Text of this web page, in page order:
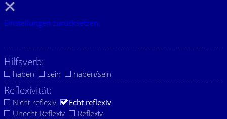
Einstellungen zurücksetzen.
Hilfsverb:
haben sein haben/sein
Reflexivität:
Nicht reflexiv
Echt reflexiv
Unecht Reflexiv
Reflexiv